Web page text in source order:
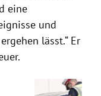
eine
und
lässt.“ Er